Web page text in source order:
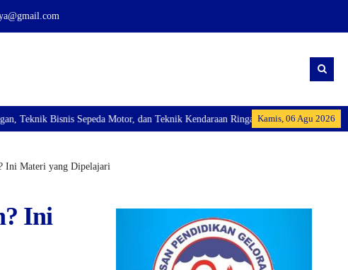
Kamis, 06 Agu 2026
Sepeda Motor, dan Teknik Kendaraan Ringan Dan membuka Kelas Industri:
Ini Materi yang Dipelajari
Ini